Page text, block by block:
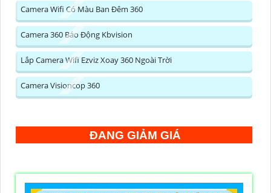
Camera Wifi Có Màu Ban Đêm 360
Camera 360 Báo Động Kbvision
Lắp Camera Wifi Ezviz Xoay 360 Ngoài Trời
Camera Visioncop 360
ĐANG GIẢM GIÁ